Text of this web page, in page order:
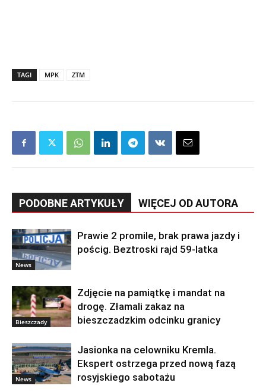
TAGI MPK ZTM
PODOBNE ARTYKUŁY WIĘCEJ OD AUTORA
News
Prawie 2 promile, brak prawa jazdy i
pościg. Beztroski rajd 59-latka
Bieszczady
Zdjęcie na pamiątkę i mandat na
drogę. Złamali zakaz na
bieszczadzkim odcinku granicy
News
Jasionka na celowniku Kremla.
Ekspert ostrzega przed nową fazą
rosyjskiego sabotażu